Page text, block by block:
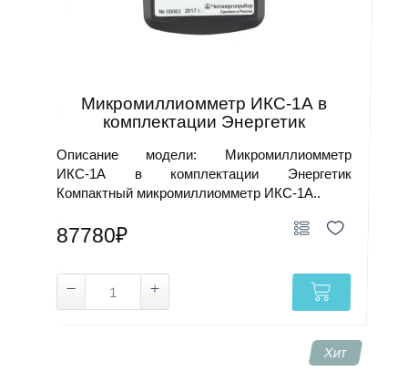
Микромиллиомметр ИКС-1А в
комплектации Энергетик
Описание модели: Микромиллиомметр
ИКС-1А в комплектации Энергетик
Компактный микромиллиомметр ИКС-1А..
87780₽
Хит